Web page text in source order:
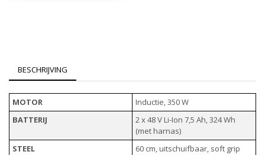
BESCHRIJVING
MOTOR
Inductie, 350 W
BATTERIJ
2 x 48 V Li-Ion 7,5 Ah, 324 Wh
(met harnas)
STEEL
60 cm, uitschuifbaar, soft grip